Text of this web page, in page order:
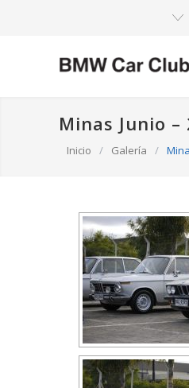
Minas Junio –
Inicio / Galería /